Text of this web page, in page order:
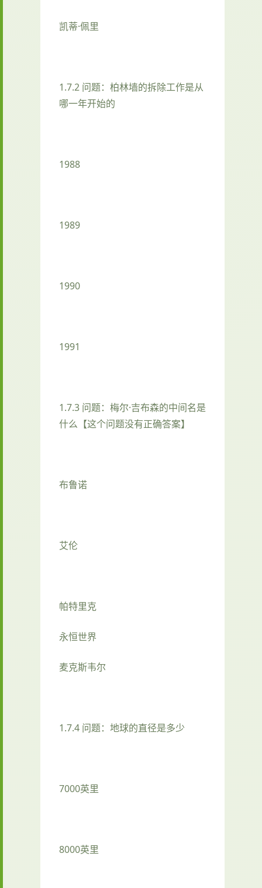
凯蒂·佩里
1.7.2 问题：柏林墙的拆除工作是从
哪一年开始的
1988
1989
1990
1991
1.7.3 问题：梅尔·吉布森的中间名是
什么【这个问题没有正确答案】
布鲁诺
艾伦
帕特里克
永恒世界
麦克斯韦尔
1.7.4 问题：地球的直径是多少
7000英里
8000英里